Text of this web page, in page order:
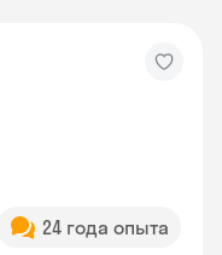
24 года опыта